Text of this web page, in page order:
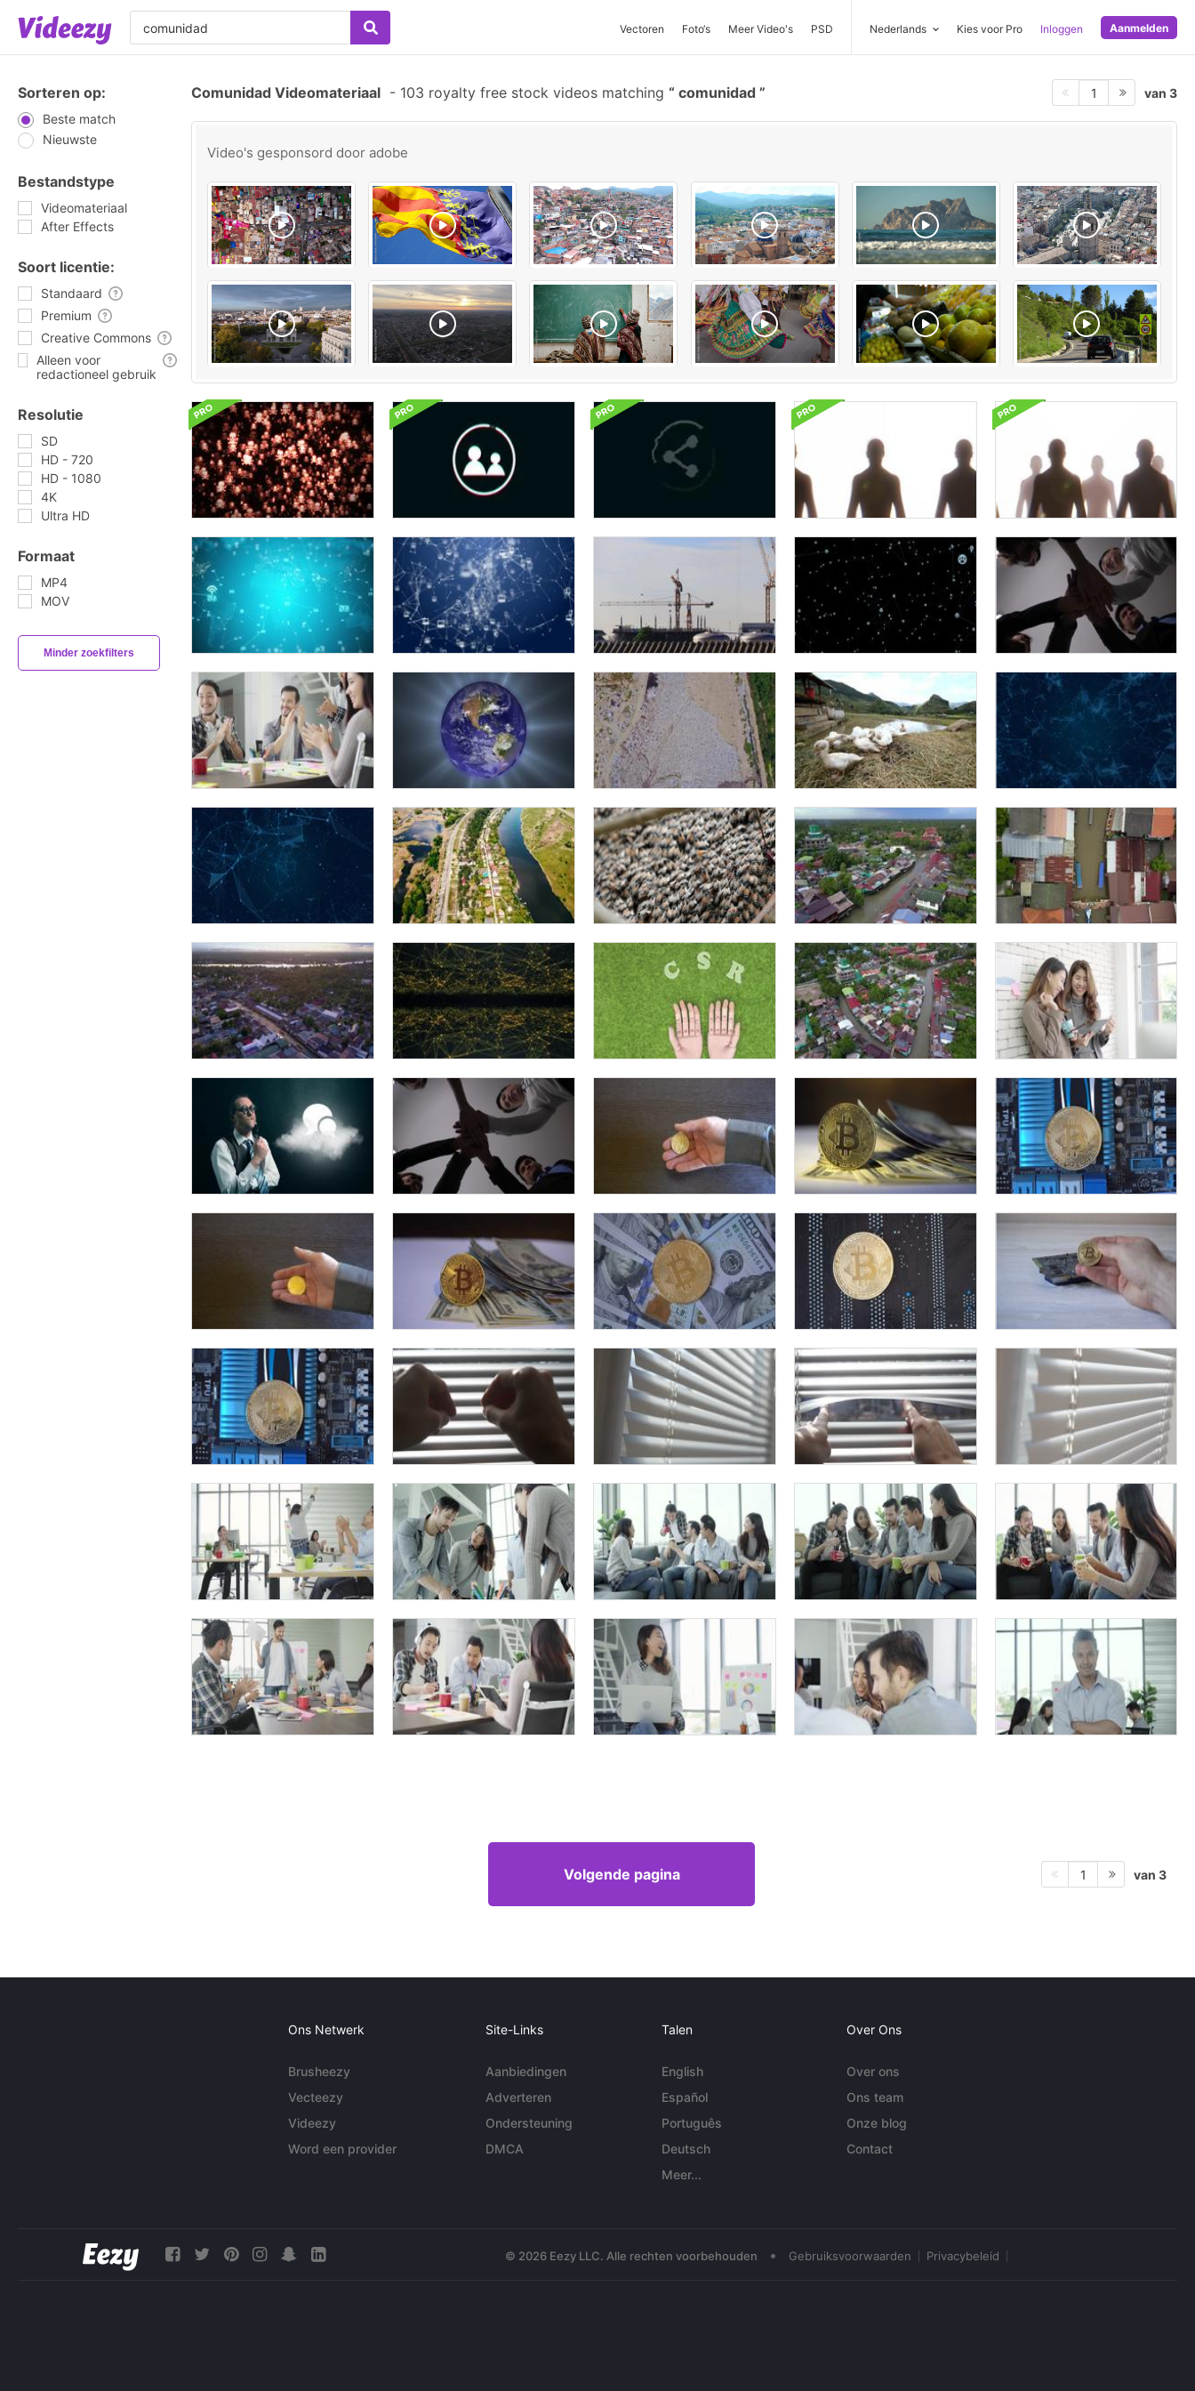
Vectoren Foto‘s Meer Video's PSD Nederlands Kies voor Pro Inloggen Aanmelden
Sorteren op:
Beste match
Nieuwste
Bestandstype
Videomateriaal
After Effects
Soort licentie:
Standaard
Premium
Creative Commons
Alleen voor
redactioneel gebruik
Resolutie
SD
HD - 720
HD - 1080
4K
Ultra HD
Formaat
MP4
MOV
Minder zoekfilters
Comunidad Videomateriaal - 103 royalty free stock videos matching comunidad 1 van 3
Video's gesponsord door adobe
Volgende pagina 1 van 3
Ons Netwerk
Brusheezy
Vecteezy
Videezy
Word een provider
Site-Links
Aanbiedingen
Adverteren
Ondersteuning
DMCA
Talen
English
Español
Português
Deutsch
Meer...
Over Ons
Over ons
Ons team
Onze blog
Contact
© 2026 Eezy LLC. Alle rechten voorbehouden • Gebruiksvoorwaarden Privacybeleid